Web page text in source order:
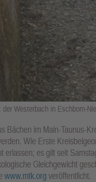
Westerbach in Eschborn-
Bächen im Main-Taunus-
Wie Erste
erlassen; es gilt seit
Gleichgewicht
www.mtk.org veröffentlicht.